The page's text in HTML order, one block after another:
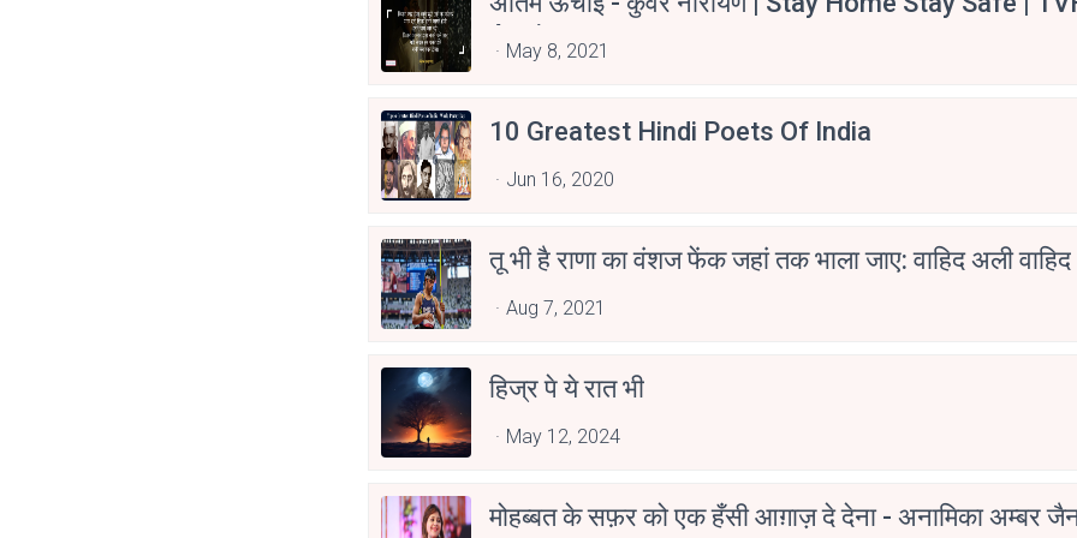
Aspirants
May 8, 2021
10 Greatest Hindi Poets Of India
Jun 16, 2020
तू भी है राणा का वंशज फेंक जहां तक भाला जाए: वाहिद अली वाहिद
Aug 7, 2021
हिज्र पे ये रात भी
May 12, 2024
मोहब्बत के सफ़र को एक हँसी आग़ाज़ दे देना - अनामिका अम्बर